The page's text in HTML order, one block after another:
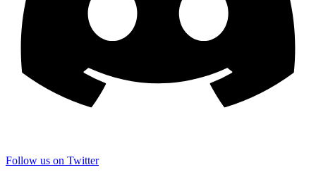
Follow us on Twitter